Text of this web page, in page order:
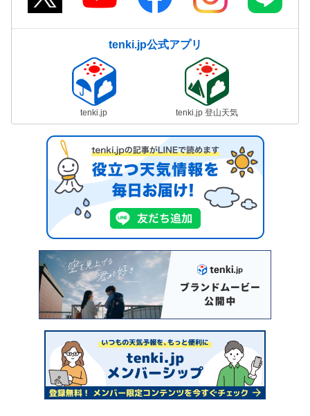
tenki.jp公式アプリ
tenki.jp tenki.jp 登山天気